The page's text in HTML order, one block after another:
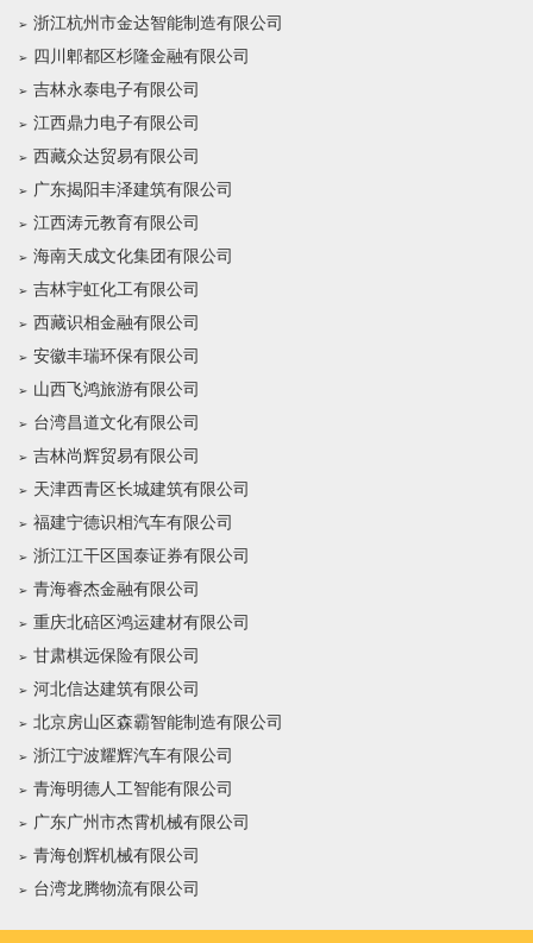
浙江杭州市金达智能制造有限公司
四川郫都区杉隆金融有限公司
吉林永泰电子有限公司
江西鼎力电子有限公司
西藏众达贸易有限公司
广东揭阳丰泽建筑有限公司
江西涛元教育有限公司
海南天成文化集团有限公司
吉林宇虹化工有限公司
西藏识相金融有限公司
安徽丰瑞环保有限公司
山西飞鸿旅游有限公司
台湾昌道文化有限公司
吉林尚辉贸易有限公司
天津西青区长城建筑有限公司
福建宁德识相汽车有限公司
浙江江干区国泰证券有限公司
青海睿杰金融有限公司
重庆北碚区鸿运建材有限公司
甘肃棋远保险有限公司
河北信达建筑有限公司
北京房山区森霸智能制造有限公司
浙江宁波耀辉汽车有限公司
青海明德人工智能有限公司
广东广州市杰霄机械有限公司
青海创辉机械有限公司
台湾龙腾物流有限公司